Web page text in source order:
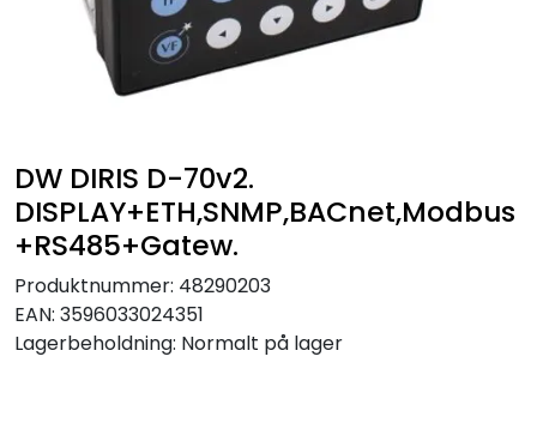
DW DIRIS D-70v2.
DISPLAY+ETH,SNMP,BACnet,Modbus
+RS485+Gatew.
Produktnummer: 48290203
EAN: 3596033024351
Lagerbeholdning: Normalt på lager
Sikringer
Leverandører